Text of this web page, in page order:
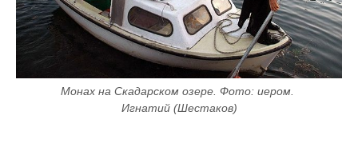
Монах на Скадарском озере. Фото: иером.
Игнатий (Шестаков)